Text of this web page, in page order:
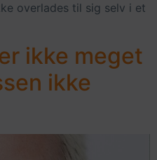
overlades til sig selv i et
ikke meget
ikke